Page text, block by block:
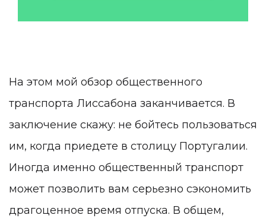
9
На этом мой обзор общественного
транспорта Лиссабона заканчивается. В
заключение скажу: не бойтесь пользоваться
им, когда приедете в столицу Португалии.
Иногда именно общественный транспорт
может позволить вам серьезно сэкономить
драгоценное время отпуска. В общем,